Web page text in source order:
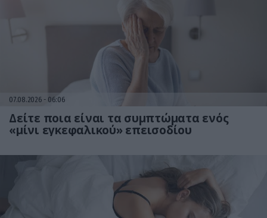
07.08.2026 06:06
Δείτε ποια είναι τα συμπτώματα ενός
«μίνι εγκεφαλικού» επεισοδίου